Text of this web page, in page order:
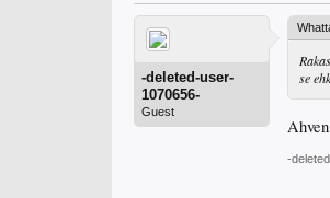
-deleted-user-
1070656-
Guest
se
-